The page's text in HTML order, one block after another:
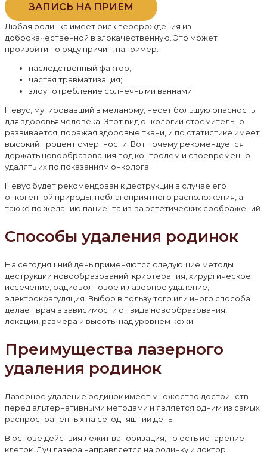
ЗАПИСЬ НА ПРИЕМ
Любая родинка имеет риск перерождения из
доброкачественной в злокачественную. Это может
произойти по ряду причин, например:
наследственный фактор;
частая травматизация;
злоупотребление солнечными ваннами.
Невус, мутировавший в меланому, несет большую опасность
для здоровья человека. Этот вид онкологии стремительно
развивается, поражая здоровые ткани, и по статистике имеет
высокий процент смертности. Вот почему рекомендуется
держать новообразования под контролем и своевременно
удалять их по показаниям онколога.
Невус будет рекомендован к деструкции в случае его
онкогенной природы, неблагоприятного расположения, а
также по желанию пациента из-за эстетических соображений.
Способы удаления родинок
На сегодняшний день применяются следующие методы
деструкции новообразований: криотерапия, хирургическое
иссечение, радиоволновое и лазерное удаление,
электрокоагуляция. Выбор в пользу того или иного способа
делает врач в зависимости от вида новообразования,
локации, размера и высоты над уровнем кожи.
Преимущества лазерного
удаления родинок
Лазерное удаление родинок имеет множество достоинств
перед альтернативными методами и является одним из самых
распространенных на сегодняшний день.
В основе действия лежит вапоризация, то есть испарение
клеток. Луч лазера направляется на родинку и доктор